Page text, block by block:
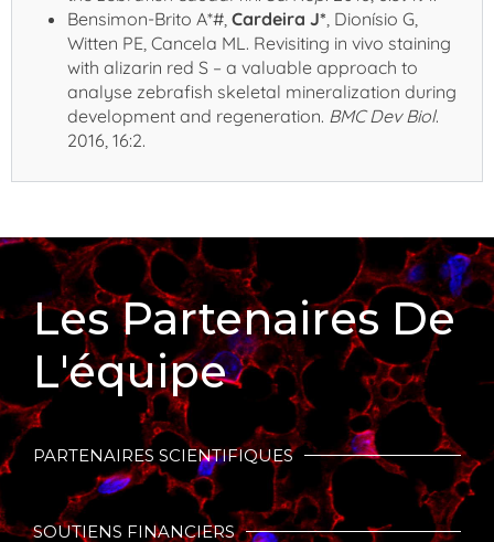
Bensimon-Brito A*#, Cardeira J* , Dionísio G,
Witten PE, Cancela ML. Revisiting in vivo staining
with alizarin red S – a valuable approach to
analyse zebrafish skeletal mineralization during
development and regeneration. BMC Dev Biol.
2016, 16:2.
Les Partenaires De
L'équipe
PARTENAIRES SCIENTIFIQUES
SOUTIENS FINANCIERS